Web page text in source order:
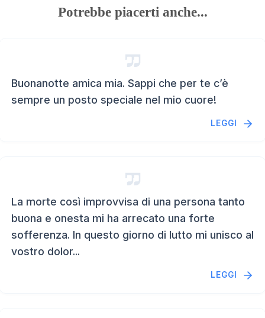
Potrebbe piacerti anche...
Buonanotte amica mia. Sappi che per te c’è
sempre un posto speciale nel mio cuore!
LEGGI
La morte così improvvisa di una persona tanto
buona e onesta mi ha arrecato una forte
sofferenza. In questo giorno di lutto mi unisco al
vostro dolor...
LEGGI